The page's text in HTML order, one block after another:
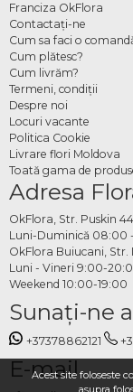
Acest site foloseste
asupra
Franciza OkFlora
Contactaţi-ne
Cum sa faci o
Cum plătesc?
Cum livrăm?
Termeni, condiţii
Despre noi
Locuri vacante
Politica Cookie
Livrare flori Moldova
Toată gama de
Adresa
OkFlora, Str. Puskin
Luni-Duminică 08:00
OkFlora Buiucani, Str.
Luni - Vineri 9:00-
Weekend 10:00-19:00
Sunaţi-ne
+37378862121
E-mail